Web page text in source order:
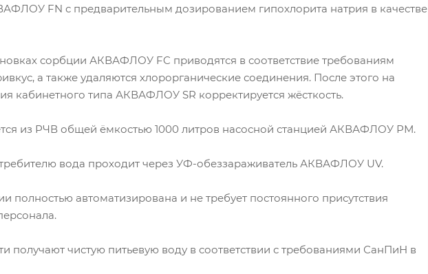
FN с предварительным дозированием гипохлорита натрия в качестве
сорбции АКВАФЛОУ FC приводятся в соответствие требованиям
а также удаляются хлорорганические соединения. После этого на
кабинетного типа АКВАФЛОУ SR корректируется жёсткость.
из РЧВ общей ёмкостью 1000 литров насосной станцией АКВАФЛОУ РМ.
вода проходит через УФ-обеззараживатель АКВАФЛОУ UV.
полностью автоматизирована и не требует постоянного присутствия
получают чистую питьевую воду в соответствии с требованиями СанПиН в